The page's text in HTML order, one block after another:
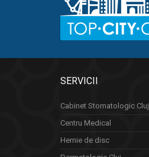
SERVICII
Cabinet Stomatologic Cluj
Centru Medical
Hernie de disc